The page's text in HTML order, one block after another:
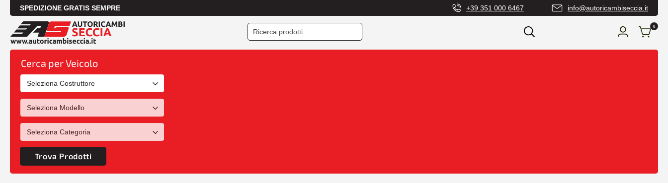
SPEDIZIONE GRATIS SEMPRE +39 351 000 6467 info@autoricambiseccia.it
0
Cerca per Veicolo
Trova Prodotti
01/06>08/08